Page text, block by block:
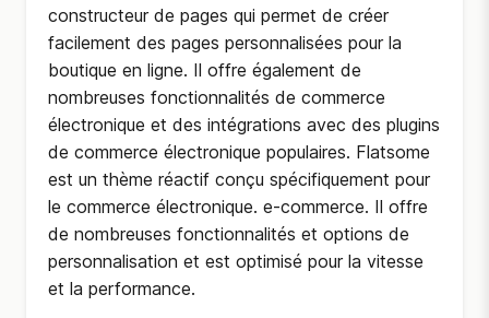
constructeur de pages qui permet de créer
facilement des pages personnalisées pour la
boutique en ligne. Il offre également de
nombreuses fonctionnalités de commerce
électronique et des intégrations avec des plugins
de commerce électronique populaires. Flatsome
est un thème réactif conçu spécifiquement pour
le commerce électronique. e-commerce. Il offre
de nombreuses fonctionnalités et options de
personnalisation et est optimisé pour la vitesse
et la performance.